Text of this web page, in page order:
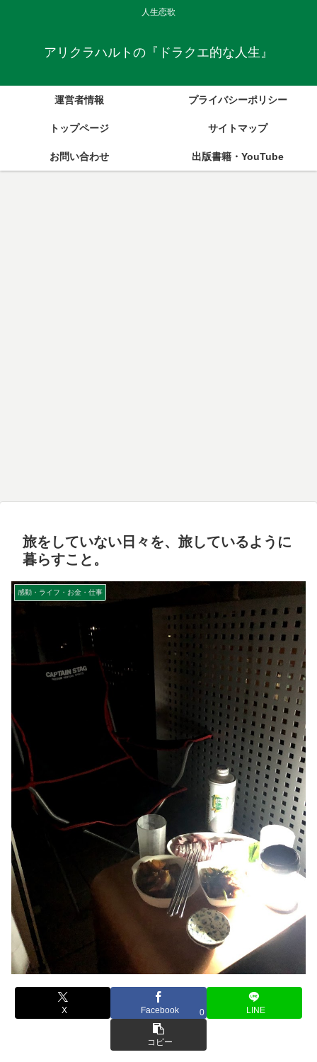
人生恋歌
アリクラハルトの『ドラクエ的な人生』
運営者情報 プライバシーポリシー
トップページ サイトマップ
お問い合わせ 出版書籍・YouTube
旅をしていない日々を、旅しているように
暮らすこと。
感動・ライフ・お金・仕事
X Facebook 0 LINE
コピー